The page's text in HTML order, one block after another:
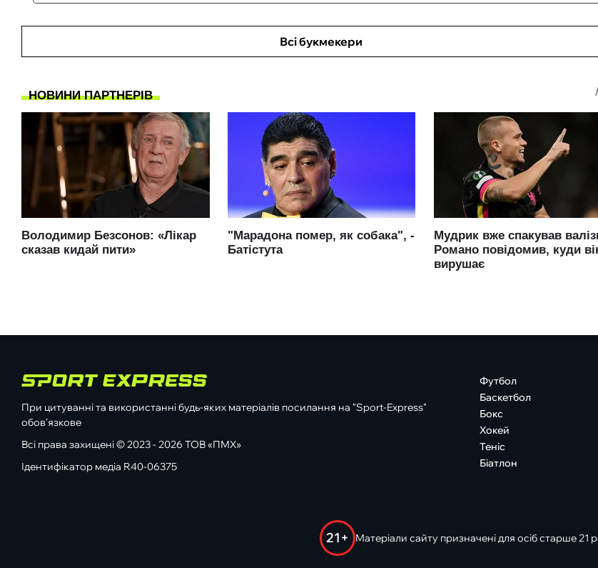
Всі букмекери
При цитуванні та використанні будь-яких матеріалів посилання на "Sport-Express"
обов'язкове
Всі права захищені © 2023 - 2026 ТОВ «ПМХ»
Ідентифікатор медіа R40-06375
Футбол
Баскетбол
Бокс
Хокей
Теніс
Біатлон
21+ Матеріали сайту призначені для осіб старше 21